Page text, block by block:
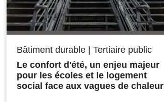
Bâtiment durable
Tertiaire public
Le confort d'été, un enjeu majeur
pour les écoles et le logement
social face aux vagues de chaleur